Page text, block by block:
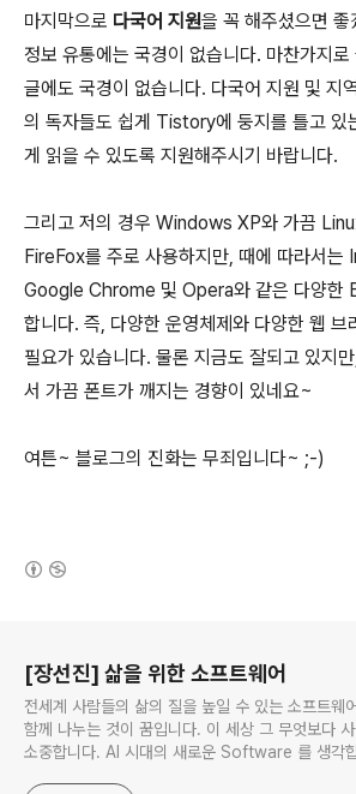
마지막으로 다국어 지원을 꼭 해주셨으면 좋
정보 유통에는 국경이 없습니다. 마찬가지
글에도 국경이 없습니다. 다국어 지원 및 지
의 독자들도 쉽게 Tistory에 둥지를 틀고 있
게 읽을 수 있도록 지원해주시기 바랍니다.
그리고 저의 경우 Windows XP와 가끔
FireFox를 주로 사용하지만, 때에 따라서
Google Chrome 및 Opera와 같은 다양한
합니다. 즉, 다양한 운영체제와 다양한 웹 브
필요가 있습니다. 물론 지금도 잘되고 있지
서 가끔 폰트가 깨지는 경향이 있네요~
여튼~ 블로그의 진화는 무죄입니다~ ;-)
[장선진] 삶을 위한 소프트웨어
전세계 사람들의 삶의 질을 높일 수 있는 소프트웨
함께 나누는 것이 꿈입니다. 이 세상 그 무엇보다
소중합니다. AI 시대의 새로운 Software 를 생각